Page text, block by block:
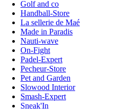
Golf and co
Handball-Store
La sellerie de Maé
Made in Paradis
Nauti-wave
On-Fight
Padel-Expert
Pecheur-Store
Pet and Garden
Slowood Interior
Smash-Expert
Sneak'In